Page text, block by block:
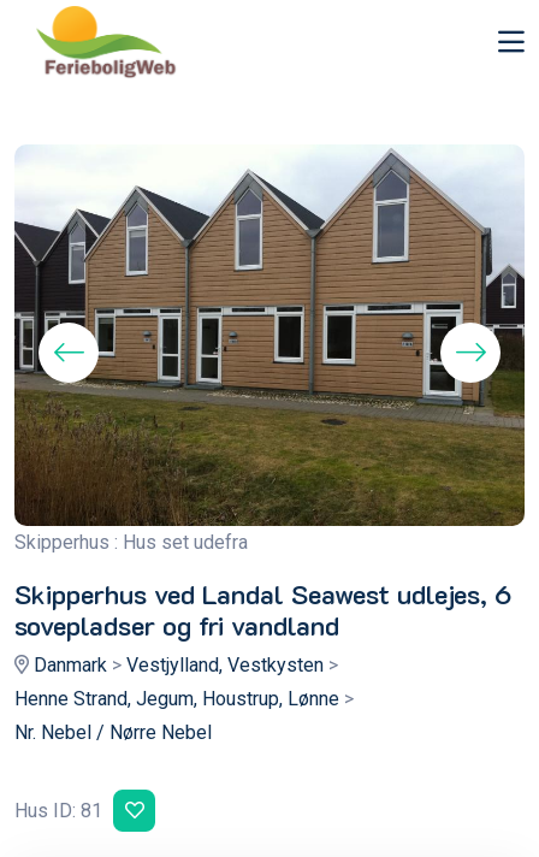
Skipperhus : Hus set udefra
Skipperhus ved Landal Seawest udlejes, 6
sovepladser og fri vandland
Danmark > Vestjylland, Vestkysten >
Henne Strand, Jegum, Houstrup, Lønne >
Nr. Nebel / Nørre Nebel
Hus ID: 81